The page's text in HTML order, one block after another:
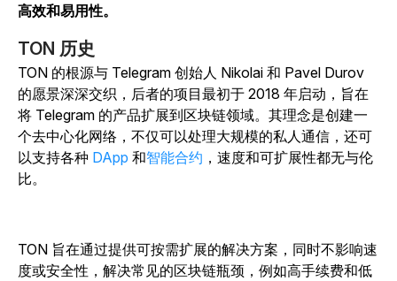
高效和易用性。
TON 历史
TON 的根源与 Telegram 创始人 Nikolai 和 Pavel Durov
的愿景深深交织，后者的项目最初于 2018 年启动，旨在
将 Telegram 的产品扩展到区块链领域。其理念是创建一
个去中心化网络，不仅可以处理大规模的私人通信，还可
以支持各种 DApp 和智能合约 ， 速度和可扩展性都无与伦
比。
TON 旨在通过提供可按需扩展的解决方案，同时不影响速
度或安全性，解决常见的区块链瓶颈，例如高手续费和低